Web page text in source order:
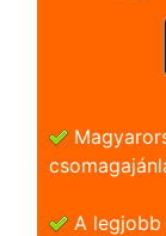
A